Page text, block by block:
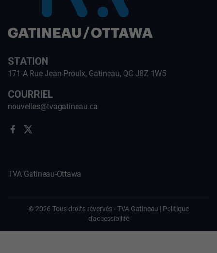
STATION
171-A Rue Jean-Proulx, Gatineau, QC J8Z 1W5
COURRIEL
nouvelles@tvagatineau.ca
TVA Gatineau-Ottawa
© 2026 Tous droits révervés -TVA Gatineau | Politique
d'accessibilité